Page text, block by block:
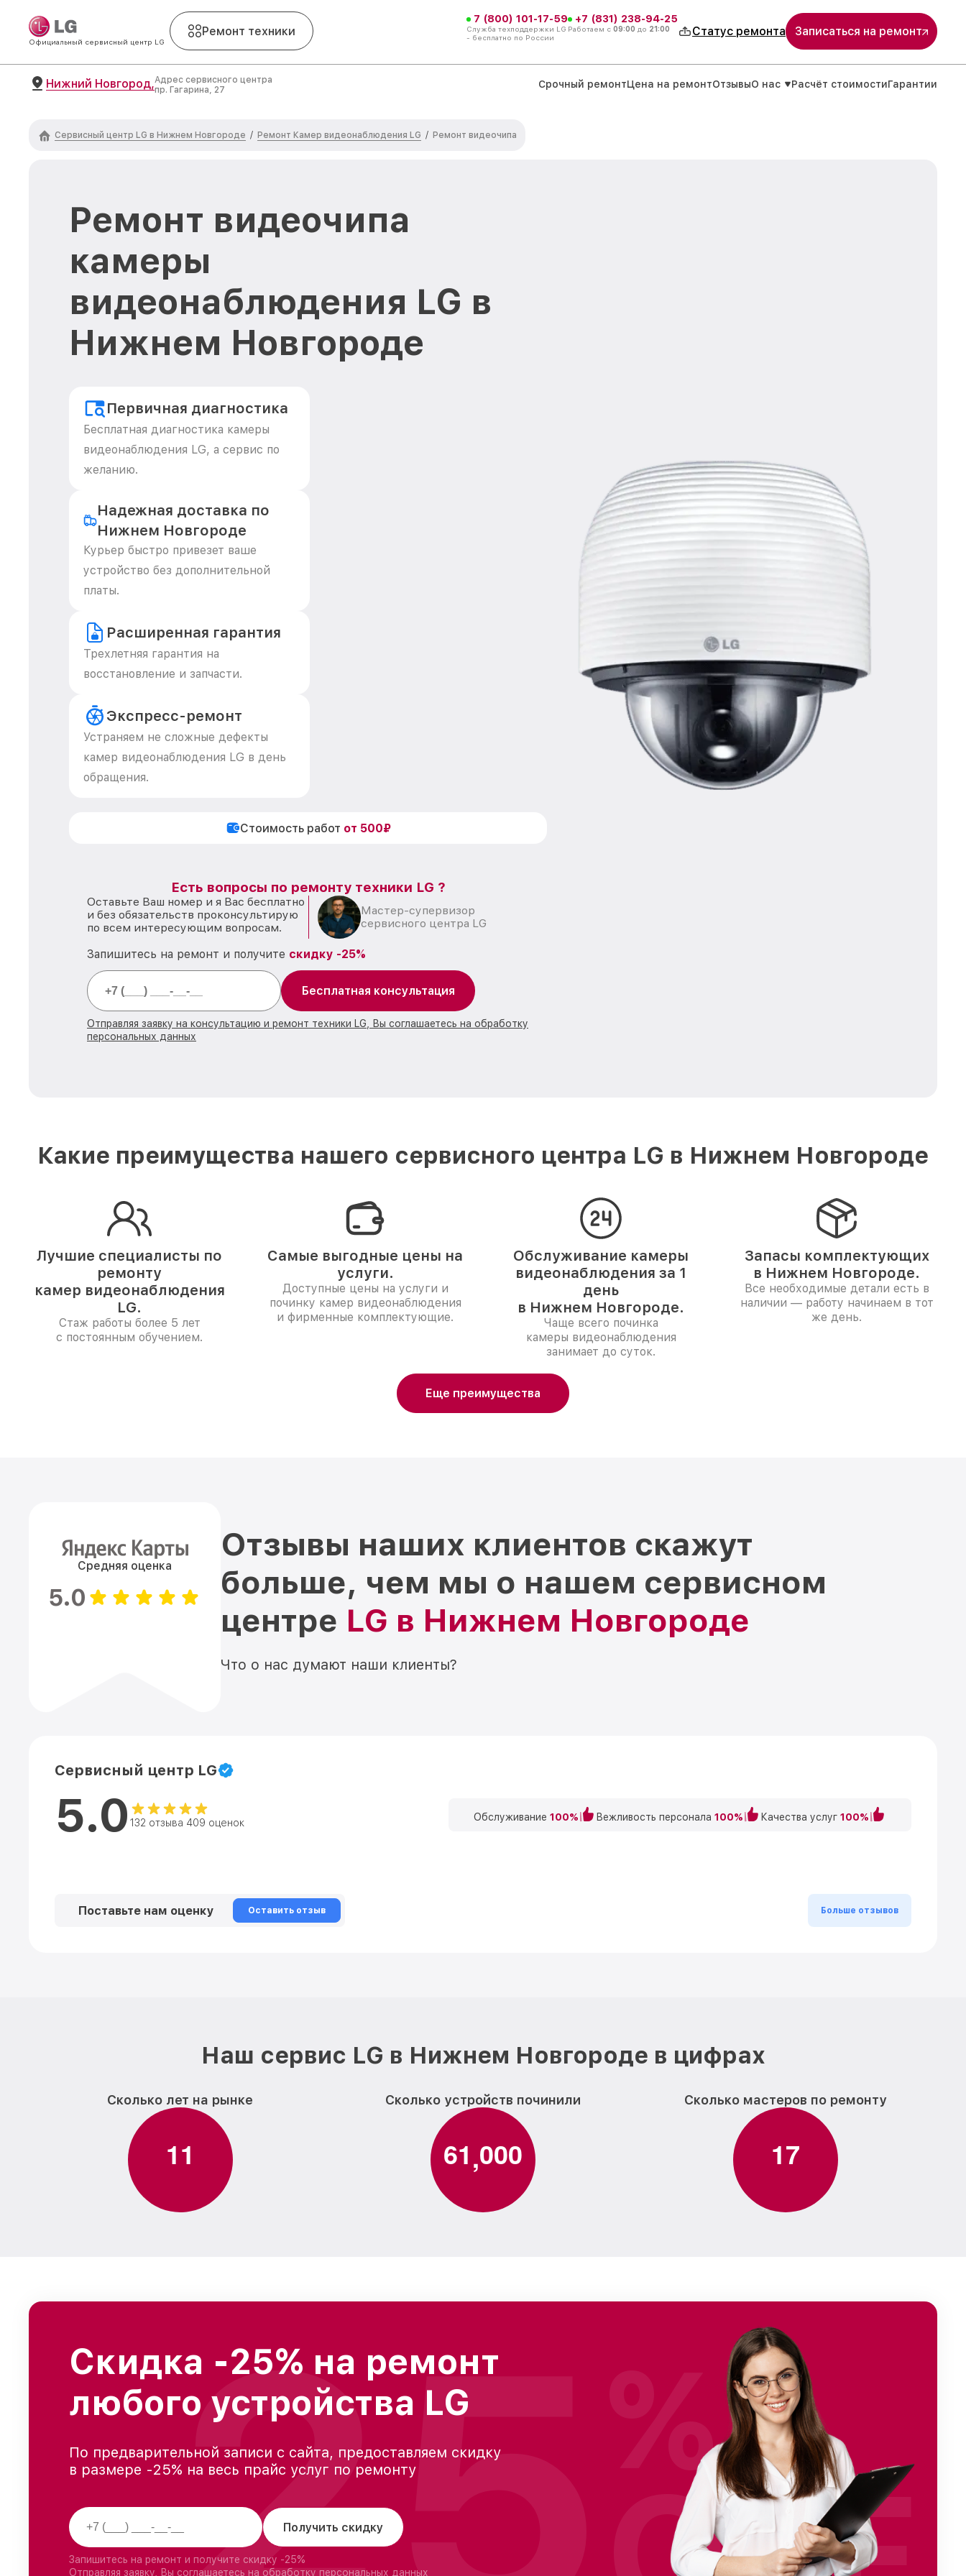
Официальный сервисный центр LG
Ремонт техники
7 (800) 101-17-59
Служба техподдержки LG
- бесплатно по России
+7 (831) 238-94-25
Работаем с 09:00 до 21:00 Статус ремонта Записаться на ремонт
Нижний Новгород,Адрес сервисного центра
пр. Гагарина, 27
Срочный ремонтЦена на ремонтОтзывыО нас Расчёт стоимостиГарантии
Сервисный центр LG в Нижнем Новгороде / Ремонт Камер видеонаблюдения LG / Ремонт видеочипа
Ремонт видеочипа
камеры
видеонаблюдения LG в
Нижнем Новгороде
Первичная диагностика
Бесплатная диагностика камеры
видеонаблюдения LG, а сервис по
желанию.
Надежная доставка по
Нижнем Новгороде
Курьер быстро привезет ваше
устройство без дополнительной
платы.
Расширенная гарантия
Трехлетняя гарантия на
восстановление и запчасти.
Экспресс-ремонт
Устраняем не сложные дефекты
камер видеонаблюдения LG в день
обращения.
Стоимость работ от 500₽
Есть вопросы по ремонту техники LG ?
Оставьте Ваш номер и я Вас бесплатно
и без обязательств проконсультирую
по всем интересующим вопросам.
Мастер-супервизор
сервисного центра LG
Запишитесь на ремонт и получите скидку -25%
Бесплатная консультация
Отправляя заявку на консультацию и ремонт техники LG, Вы соглашаетесь на обработку
персональных данных
Какие преимущества нашего сервисного центра LG в Нижнем Новгороде
Лучшие специалисты по
ремонту
камер видеонаблюдения
LG.
Стаж работы более 5 лет
с постоянным обучением.
Самые выгодные цены на
услуги.
Доступные цены на услуги и
починку камер видеонаблюдения
и фирменные комплектующие.
Обслуживание камеры
видеонаблюдения за 1
день
в Нижнем Новгороде.
Чаще всего починка
камеры видеонаблюдения
занимает до суток.
Запасы комплектующих
в Нижнем Новгороде.
Все необходимые детали есть в
наличии — работу начинаем в тот
же день.
Еще преимущества
Средняя оценка
5.0
Отзывы наших клиентов скажут
больше, чем мы о нашем сервисном
центре LG в Нижнем Новгороде
Что о нас думают наши клиенты?
Сервисный центр LG
5.0 132 отзыва 409 оценок Обслуживание 100% Вежливость персонала 100% Качества услуг 100%
Поставьте нам оценку Оставить отзыв Больше отзывов
Наш сервис LG в Нижнем Новгороде в цифрах
Сколько лет на рынке
11
Сколько устройств починили
61,000
Сколько мастеров по ремонту
17
Скидка -25% на ремонт
любого устройства LG
По предварительной записи с сайта, предоставляем скидку
в размере -25% на весь прайс услуг по ремонту
Получить скидку
Запишитесь на ремонт и получите скидку -25%
Отправляя заявку, Вы соглашаетесь на обработку персональных данных
25 %